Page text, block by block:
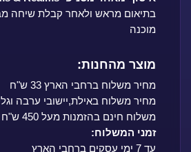
בתיאום מראש ולאחר קבלת שיחה
מוכנה
מוצר מהחנות:
מחיר משלוח ברחבי הארץ 33 ש"ח
מחיר משלוח באילת,יישובי ערבה וגליל
משלוח חינם בהזמנות מעל 450 ש"ח
זמני המשלוח:
עד 7 ימי עסקים ברחבי הארץ